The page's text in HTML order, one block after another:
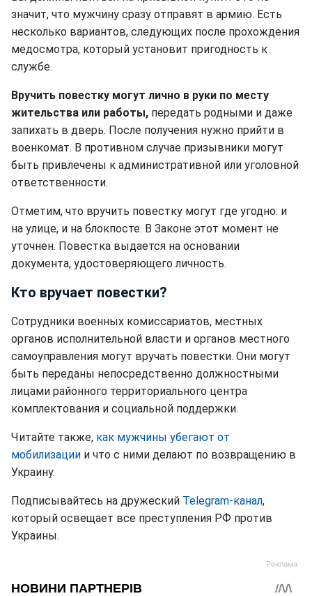
значит, что мужчину сразу отправят в армию. Есть
несколько вариантов, следующих после прохождения
медосмотра, который установит пригодность к
службе.
Вручить повестку могут лично в руки по месту
жительства или работы, передать родными и даже
запихать в дверь. После получения нужно прийти в
военкомат. В противном случае призывники могут
быть привлечены к административной или уголовной
ответственности.
Отметим, что вручить повестку могут где угодно: и
на улице, и на блокпосте. В Законе этот момент не
уточнен. Повестка выдается на основании
документа, удостоверяющего личность.
Кто вручает повестки?
Сотрудники военных комиссариатов, местных
органов исполнительной власти и органов местного
самоуправления могут вручать повестки. Они могут
быть переданы непосредственно должностными
лицами районного территориального центра
комплектования и социальной поддержки.
Читайте также, как мужчины убегают от
мобилизации и что с ними делают по возвращению в
Украину.
Подписывайтесь на дружеский Telegram-канал,
который освещает все преступления РФ против
Украины.